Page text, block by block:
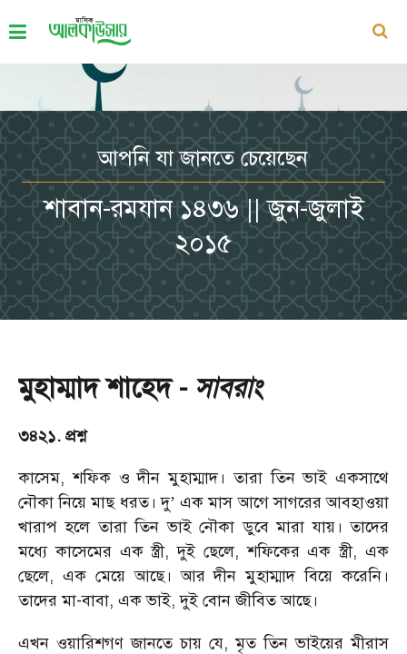
আপনি যা জানতে চেয়েছেন
শাবান-রমযান ১৪৩৬ || জুন-জুলাই
২০১৫
মুহাম্মাদ শাহেদ - সাবরাং
৩৪২১. প্রশ্ন
কাসেম,শফিক ও দীন মুহাম্মাদ। তারা তিন ভাই একসাথে
নৌকা নিয়ে মাছ ধরত। দু’ এক মাস আগে সাগরের আবহাওয়া
খারাপ হলে তারা তিন ভাই নৌকা ডুবে মারা যায়। তাদের
মধ্যে কাসেমের এক স্ত্রী,দুই ছেলে,শফিকের এক স্ত্রী,এক
ছেলে, এক মেয়ে আছে। আর দীন মুহাম্মাদ বিয়ে করেনি।
তাদের মা-বাবা, এক ভাই,দুই বোন জীবিত আছে।
এখন ওয়ারিশগণ জানতে চায় যে,মৃত তিন ভাইয়ের মীরাস